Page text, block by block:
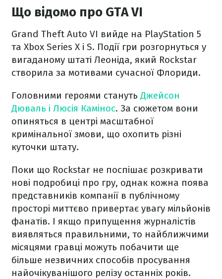
Що відомо про GTA VI
Grand Theft Auto VI вийде на PlayStation 5
та Xbox Series X і S. Події гри розгорнуться у
вигаданому штаті Леоніда, який Rockstar
створила за мотивами сучасної Флориди.
Головними героями стануть Джейсон
Дюваль і Люсія Камінос. За сюжетом вони
опиняться в центрі масштабної
кримінальної змови, що охопить різні
куточки штату.
Поки що Rockstar не поспішає розкривати
нові подробиці про гру, однак кожна поява
представників компанії в публічному
просторі миттєво привертає увагу мільйонів
фанатів. І якщо припущення журналістів
виявляться правильними, то найближчими
місяцями гравці можуть побачити ще
більше незвичних способів просування
найочікуванішого релізу останніх років.